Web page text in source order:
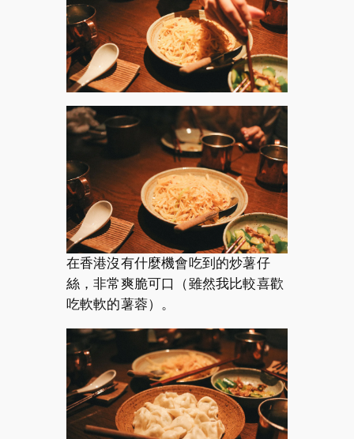
在香港沒有什麼機會吃到的炒薯仔
絲，非常爽脆可口（雖然我比較喜歡
吃軟軟的薯蓉）。